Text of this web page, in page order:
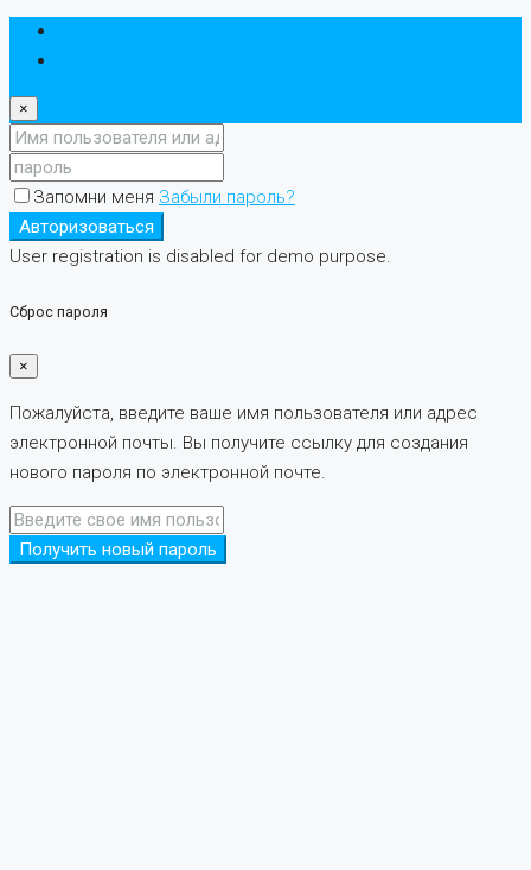
×
Запомни меня Забыли пароль?
Авторизоваться
User registration is disabled for demo purpose.
Сброс пароля
×
Пожалуйста, введите ваше имя пользователя или адрес
электронной почты. Вы получите ссылку для создания
нового пароля по электронной почте.
Получить новый пароль